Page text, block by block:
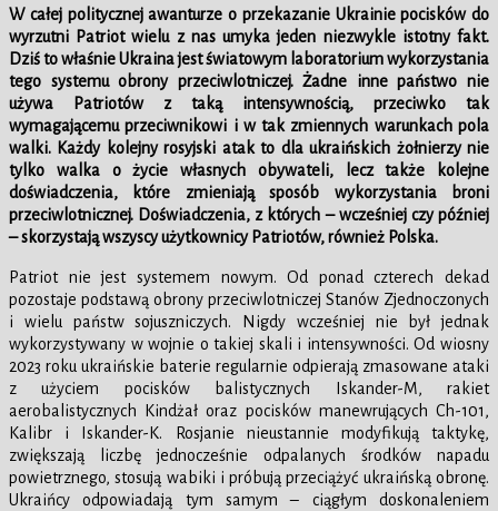
W całej politycznej awanturze o przekazanie Ukrainie pocisków do
wyrzutni Patriot wielu z nas umyka jeden niezwykle istotny fakt.
Dziś to właśnie Ukraina jest światowym laboratorium wykorzystania
tego systemu obrony przeciwlotniczej. Żadne inne państwo nie
używa Patriotów z taką intensywnością, przeciwko tak
wymagającemu przeciwnikowi i w tak zmiennych warunkach pola
walki. Każdy kolejny rosyjski atak to dla ukraińskich żołnierzy nie
tylko walka o życie własnych obywateli, lecz także kolejne
doświadczenia, które zmieniają sposób wykorzystania broni
przeciwlotnicznej. Doświadczenia, z których – wcześniej czy później
– skorzystają wszyscy użytkownicy Patriotów, również Polska.
Patriot nie jest systemem nowym. Od ponad czterech dekad
pozostaje podstawą obrony przeciwlotniczej Stanów Zjednoczonych
i wielu państw sojuszniczych. Nigdy wcześniej nie był jednak
wykorzystywany w wojnie o takiej skali i intensywności. Od wiosny
2023 roku ukraińskie baterie regularnie odpierają zmasowane ataki
z użyciem pocisków balistycznych Iskander-M, rakiet
aerobalistycznych Kindżał oraz pocisków manewrujących Ch-101,
Kalibr i Iskander-K. Rosjanie nieustannie modyfikują taktykę,
zwiększają liczbę jednocześnie odpalanych środków napadu
powietrznego, stosują wabiki i próbują przeciążyć ukraińską obronę.
Ukraińcy odpowiadają tym samym – ciągłym doskonaleniem